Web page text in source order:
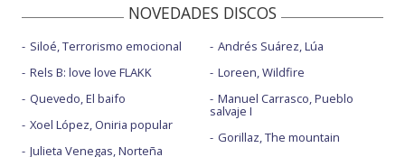
NOVEDADES DISCOS
Siloé, Terrorismo emocional
Rels B: love love FLAKK
Quevedo, El baifo
Xoel López, Oniria popular
Julieta Venegas, Norteña
Andrés Suárez, Lúa
Loreen, Wildfire
Manuel Carrasco, Pueblo
salvaje I
Gorillaz, The mountain